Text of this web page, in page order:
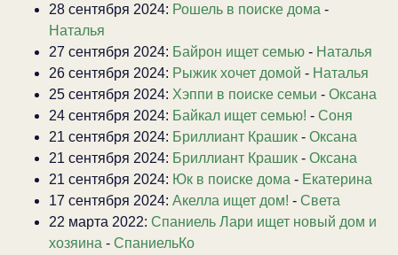
28 сентября 2024: Рошель в поиске дома -
Наталья
27 сентября 2024: Байрон ищет семью - Наталья
26 сентября 2024: Рыжик хочет домой - Наталья
25 сентября 2024: Хэппи в поиске семьи - Оксана
24 сентября 2024: Байкал ищет семью! - Соня
21 сентября 2024: Бриллиант Крашик - Оксана
21 сентября 2024: Бриллиант Крашик - Оксана
21 сентября 2024: Юк в поиске дома - Екатерина
17 сентября 2024: Акелла ищет дом! - Света
22 марта 2022: Спаниель Лари ищет новый дом и
хозяина - СпаниельКо